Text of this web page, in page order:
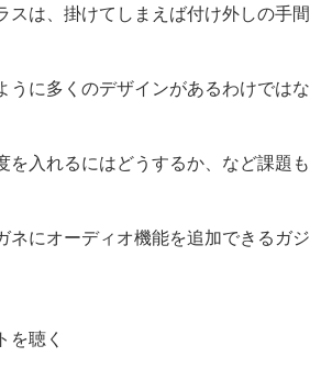
は、掛けてしまえば付け外しの手
に多くのデザインがあるわけでは
入れるにはどうするか、など課題
にオーディオ機能を追加できるガ
を聴く